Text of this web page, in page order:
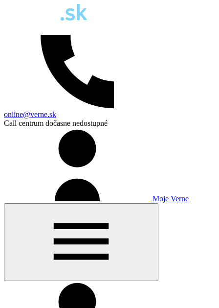
online@verne.sk
Call centrum dočasne nedostupné
Moje Verne